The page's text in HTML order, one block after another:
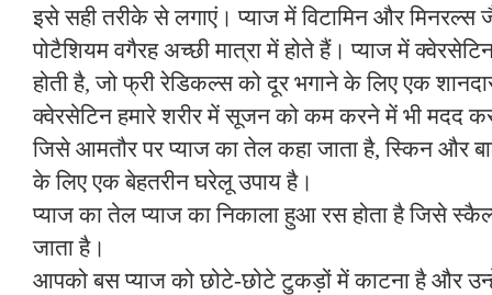
इसे सही तरीके से लगाएं। प्याज में विटामिन और मिनरल्स
पोटैशियम वगैरह अच्छी मात्रा में होते हैं। प्याज में
होती है, जो फ्री रेडिकल्स को दूर भगाने के लिए एक
क्वेरसेटिन हमारे शरीर में सूजन को कम करने में भी मदद
जिसे आमतौर पर प्याज का तेल कहा जाता है, स्किन और
के लिए एक बेहतरीन घरेलू उपाय है।
प्याज का तेल प्याज का निकाला हुआ रस होता है जिसे
जाता है।
आपको बस प्याज को छोटे-छोटे टुकड़ों में काटना है और